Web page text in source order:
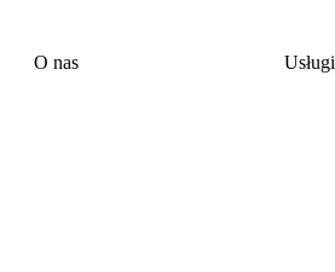
O nas Usługi